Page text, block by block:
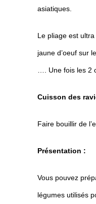
asiatiques.
Le pliage est
jaune d’oeuf sur
…. Une fois les 2
Cuisson des
Faire bouillir de
Présentation :
Vous pouvez
légumes utilisés